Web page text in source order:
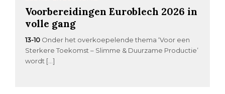
Voorbereidingen Euroblech 2026 in
volle gang
13-10 Onder het overkoepelende thema ‘Voor een
Sterkere Toekomst – Slimme & Duurzame Productie’
wordt […]